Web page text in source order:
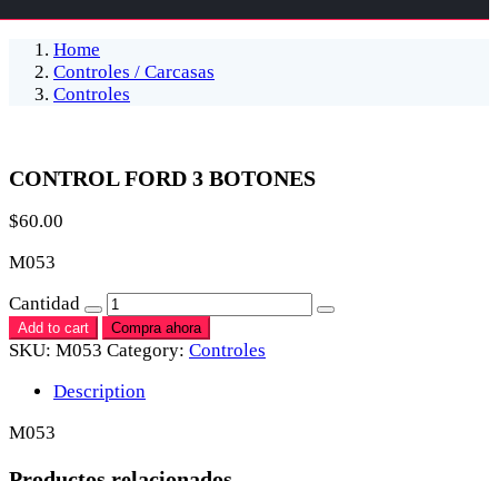
Home
Controles / Carcasas
Controles
CONTROL FORD 3 BOTONES
$60.00
M053
Cantidad
Add to cart Compra ahora
SKU: M053 Category: Controles
Description
M053